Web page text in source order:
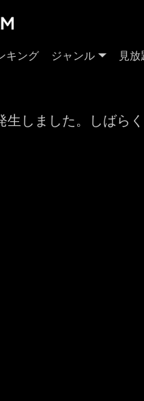
キング ジャンル 見放
生しました。しばら